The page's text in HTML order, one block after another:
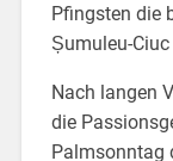
Pfingsten die
Șumuleu-
Nach langen
die
Palmsonntag